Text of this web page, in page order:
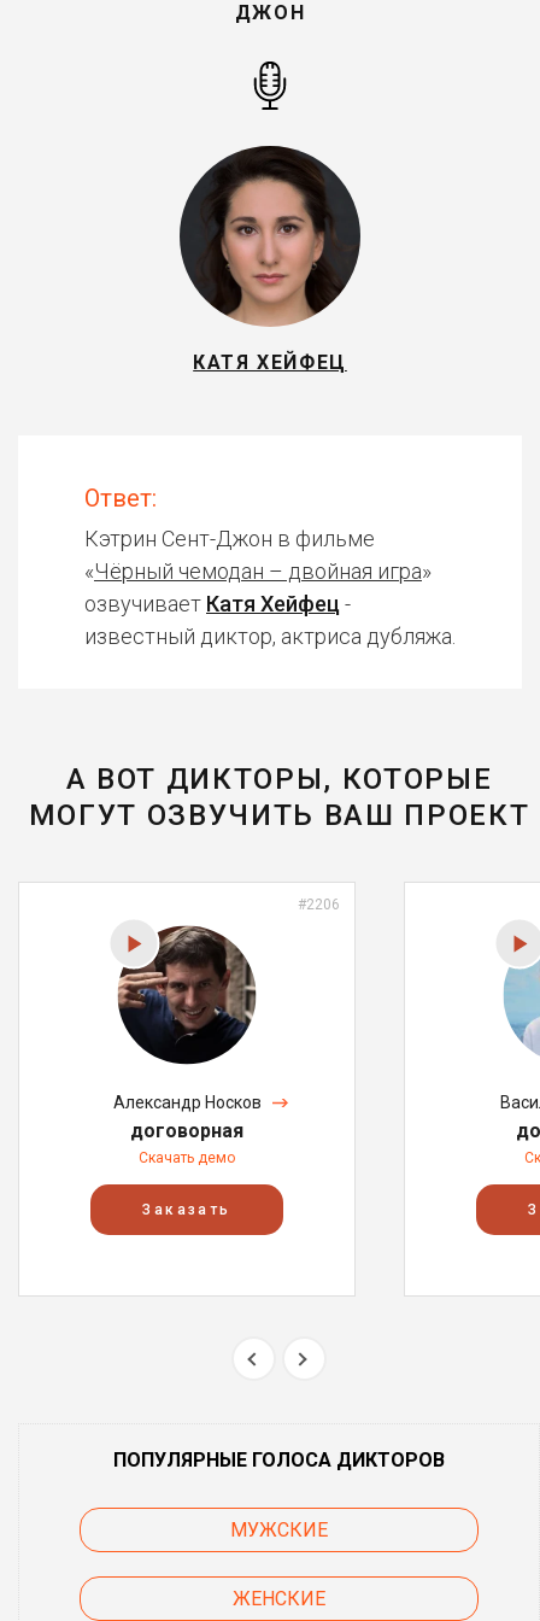
ДЖОН
КАТЯ ХЕЙФЕЦ
Ответ:
Кэтрин Сент-Джон в фильме
«Чёрный чемодан – двойная игра»
озвучивает Катя Хейфец -
известный диктор, актриса дубляжа.
А ВОТ ДИКТОРЫ, КОТОРЫЕ
МОГУТ ОЗВУЧИТЬ ВАШ ПРОЕКТ
#2206
Александр Носков
договорная
Скачать демо
Заказать
ПОПУЛЯРНЫЕ ГОЛОСА ДИКТОРОВ
МУЖСКИЕ
ЖЕНСКИЕ